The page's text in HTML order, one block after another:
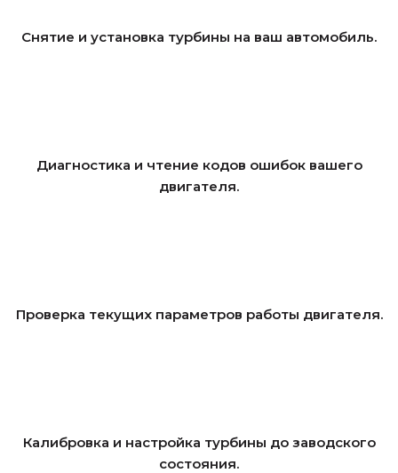
Снятие и установка турбины на ваш автомобиль.
Диагностика и чтение кодов ошибок вашего
двигателя.
Проверка текущих параметров работы двигателя.
Калибровка и настройка турбины до заводского
состояния.